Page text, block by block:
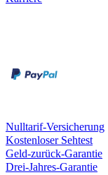
Nulltarif-Versicherung
Kostenloser Sehtest
Geld-zurück-Garantie
Drei-Jahres-Garantie